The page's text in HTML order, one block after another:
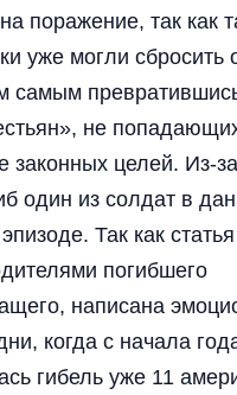
поражение, так как
уже могли сбросить
самым
не
законных целей. Из-
один из солдат в
Так как статья
погибшего
написана
когда с начала
гибель уже 11